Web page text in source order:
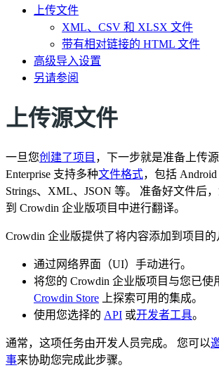
上传文件
XML、CSV 和 XLSX 文件
带有相对链接的 HTML 文件
高级导入设置
另请参阅
上传源文件
一旦您创建了项目 ，下一步就是准备上传
Enterprise 支持多种文件格式，包括
Strings、XML、JSON 等。 准备好文件后
到 Crowdin 企业版项目中进行翻译。
Crowdin 企业版提供了将内容添加到项目的
通过网络界面（UI）手动进行。
将您的 Crowdin 企业版项目与您已使
Crowdin Store 上探索可用的集成。
使用您选择的 API 或开发者工具。
通常，这项任务由开发人员完成。 您可以
事来协助您完成此步骤。